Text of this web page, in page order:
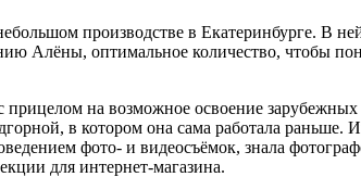
производстве в Екатеринбурге. В
Алёны, оптимальное количество, чтобы
прицелом на возможное освоение
в котором она сама работала раньше.
фото- и видеосъёмок, знала
для интернет-магазина.